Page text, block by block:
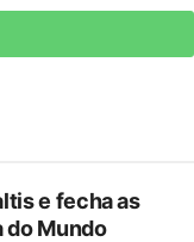
e fecha as
do Mundo